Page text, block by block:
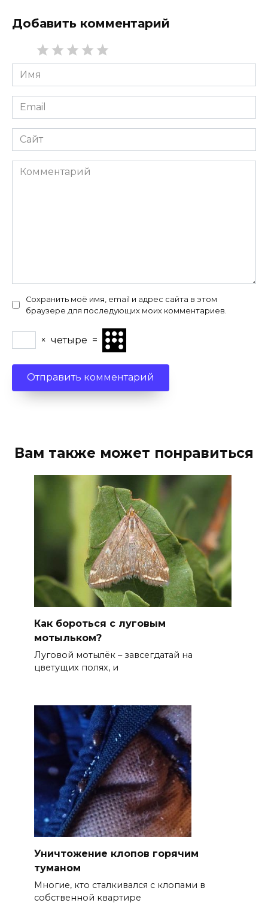
Добавить комментарий
Имя
*
Email
*
Сайт
Комментарий
Сохранить моё имя, email и адрес сайта в этом
браузере для последующих моих комментариев.
× четыре =
Вам также может понравиться
Как бороться с луговым
мотыльком?
Луговой мотылёк – завсегдатай на
цветущих полях, и
Уничтожение клопов горячим
туманом
Многие, кто сталкивался с клопами в
собственной квартире